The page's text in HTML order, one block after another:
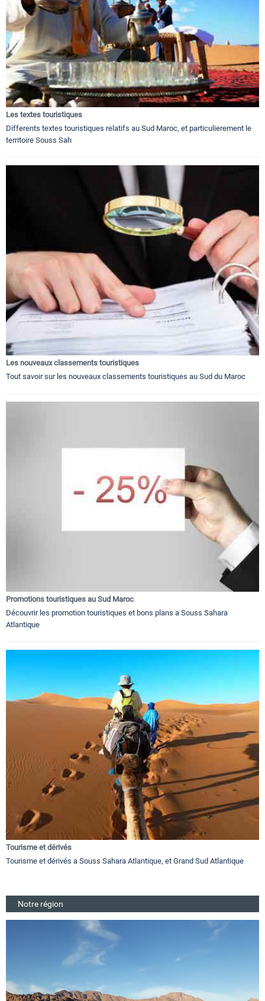
Les textes touristiques
Differents textes touristiques relatifs au Sud Maroc, et particulierement le
territoire Souss Sah
Les nouveaux classements touristiques
Tout savoir sur les nouveaux classements touristiques au Sud du Maroc
Promotions touristiques au Sud Maroc
Découvrir les promotion touristiques et bons plans a Souss Sahara
Atlantique
Tourisme et dérivés
Tourisme et dérivés a Souss Sahara Atlantique, et Grand Sud Atlantique
Notre région